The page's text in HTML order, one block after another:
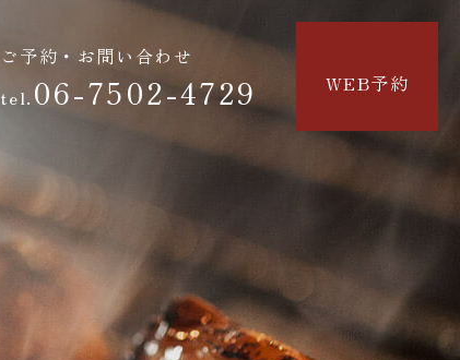
ご予約・お問い合わせ
tel. 06-7502-4729 WEB予約